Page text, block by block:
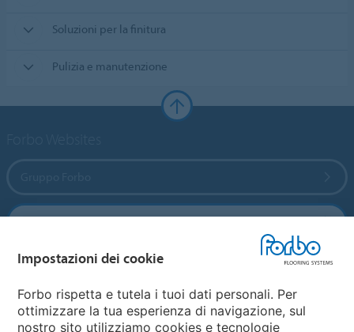
Soluzioni per la finitura
Pulizia e manutenzione
Forbo Flooring Systems
Forbo Movement Systems
Impostazioni dei cookie
Forbo rispetta e tutela i tuoi dati personali. Per
ottimizzare la tua esperienza di navigazione, sul
nostro sito utilizziamo cookies e tecnologie